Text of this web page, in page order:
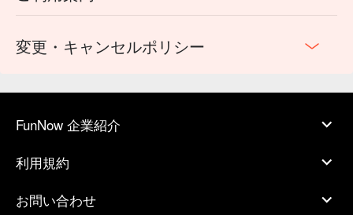
変更・キャンセルポリシー
FunNow 企業紹介
利用規約
お問い合わせ